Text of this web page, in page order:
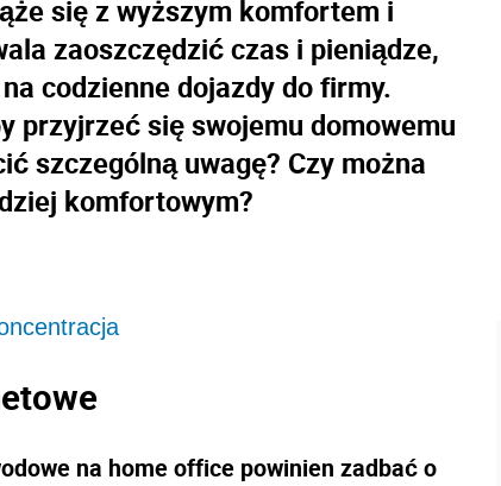
się z wyższym komfortem i
zaoszczędzić czas i pieniądze,
codzienne dojazdy do firmy.
przyjrzeć się swojemu domowemu
szczególną uwagę? Czy można
komfortowym?
na home office powinien zadbać o